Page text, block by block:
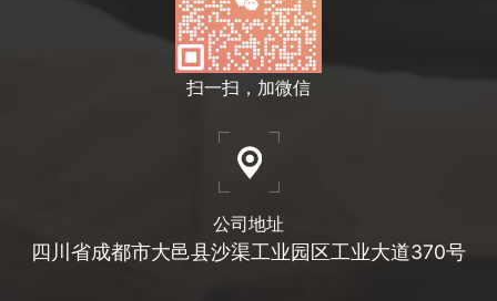
扫一扫，加微信
公司地址
四川省成都市大邑县沙渠工业园区工业大道370号